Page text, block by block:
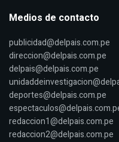
Medios de contacto
publicidad@delpais.com.pe
direccion@delpais.com.pe
delpais@delpais.com.pe
deportes@delpais.com.pe
redaccion1@delpais.com.pe
redaccion2@delpais.com.pe